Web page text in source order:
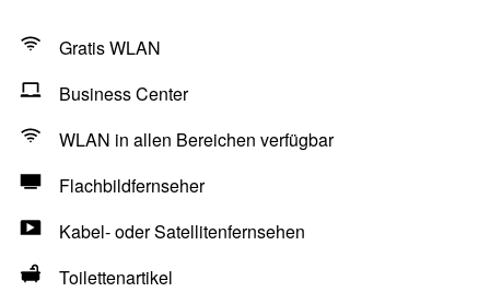
Gratis WLAN
Business Center
WLAN in allen Bereichen verfügbar
Flachbildfernseher
Kabel- oder Satellitenfernsehen
Toilettenartikel